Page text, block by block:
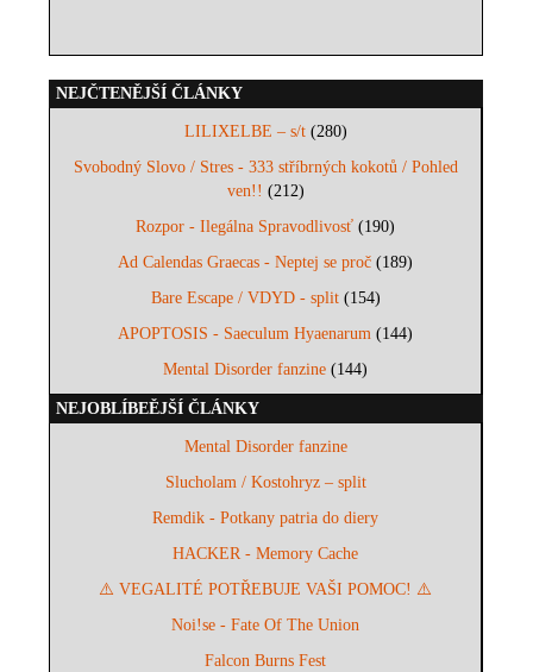
NEJČTENĚJŠÍ ČLÁNKY
LILIXELBE – s/t(280)
Svobodný Slovo / Stres - 333 stříbrných kokotů / Pohled
ven!! (212)
Rozpor - Ilegálna Spravodlivosť (190)
Ad Calendas Graecas - Neptej se proč (189)
Bare Escape / VDYD - split(154)
APOPTOSIS - Saeculum Hyaenarum (144)
Mental Disorder fanzine (144)
NEJOBLÍBEĚJŠÍ ČLÁNKY
Mental Disorder fanzine
Slucholam / Kostohryz – split
Remdik - Potkany patria do diery
HACKER - Memory Cache
⚠️ VEGALITÉ POTŘEBUJE VAŠI POMOC! ⚠️
Noi!se - Fate Of The Union
Falcon Burns Fest